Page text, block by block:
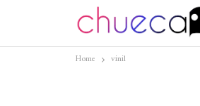
Home vinil